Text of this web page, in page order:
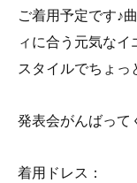
ご着用予定です♪
ィに合う元気な
スタイルでちょっ
発表会がんばって
着用ドレス：